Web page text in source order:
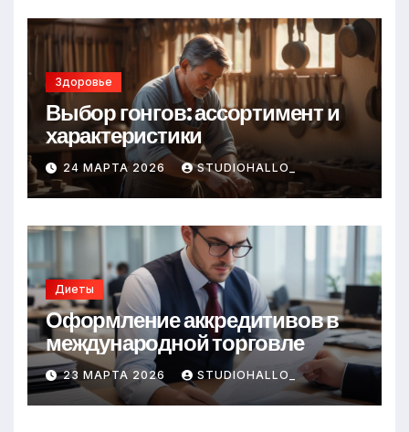
Здоровье
Выбор гонгов: ассортимент и
характеристики
24 МАРТА 2026 STUDIOHALLO_
Диеты
Оформление аккредитивов в
международной торговле
23 МАРТА 2026 STUDIOHALLO_